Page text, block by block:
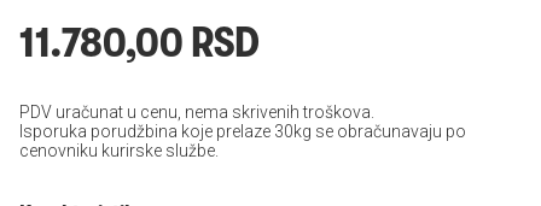
11.780,00 RSD
PDV uračunat u cenu, nema skrivenih troškova.
Isporuka porudžbina koje prelaze 30kg se obračunavaju po
cenovniku kurirske službe.